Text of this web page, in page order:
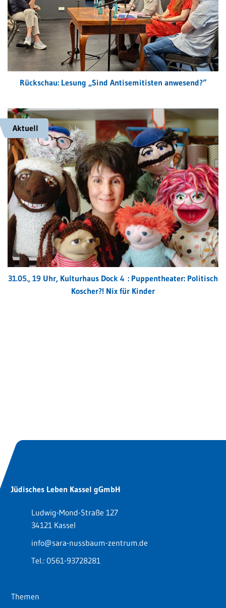
Rückschau: Lesung „Sind Antisemitisten anwesend?“
Aktuell
31.05., 19 Uhr, Kulturhaus Dock 4 : Puppentheater: Politisch
Koscher?! Nix für Kinder
Jüdisches Leben Kassel gGmbH
Ludwig-Mond-Straße 127
34121 Kassel
info@sara-nussbaum-zentrum.de
Tel.: 0561-93728281
Themen